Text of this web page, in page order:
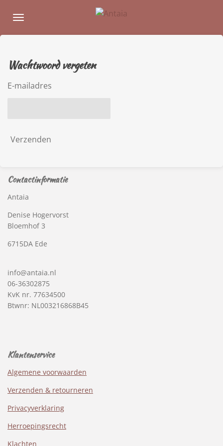
direct
naar
hoofdinhoud
Wachtwoord vergeten
E-mailadres
Verzenden
Contactinformatie
Antaia
Denise Hogervorst
Bloemhof 3
6715DA Ede
info@antaia.nl
06-36302875
KvK nr. 77634500
Btwnr: NL003216868B45
Klantenservice
Algemene voorwaarden
Verzenden & retourneren
Privacyverklaring
Herroepingsrecht
Klachten